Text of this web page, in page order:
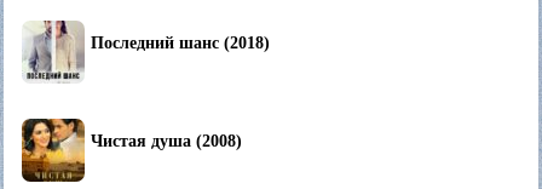
Последний шанс (2018)
Чистая душа (2008)